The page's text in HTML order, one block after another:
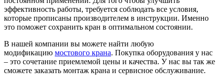
эффективность работы, требуется соблюдать все условия,
которые прописаны производителем в инструкции. Именно
это поможет сохранить кран в оптимальном состоянии.
В нашей компании вы можете найти любую
модификацию мостового крана. Покупка оборудования у нас
– это сочетание приемлемой цены и качества. У нас вы так же
сможете заказать монтаж крана и сервисное обслуживание.